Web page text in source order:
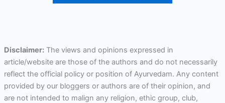
Disclaimer:The views and opinions expressed in
article/website are those of the authors and do not necessarily
reflect the official policy or position of Ayurvedam. Any content
provided by our bloggers or authors are of their opinion, and
are not intended to malign any religion, ethic group, club,